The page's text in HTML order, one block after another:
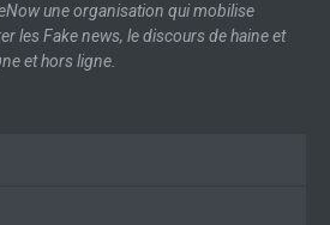
une organisation qui mobilise
les Fake news, le discours de haine et
et hors ligne.